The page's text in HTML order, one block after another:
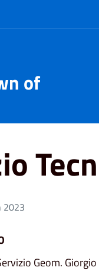
of
2023
Geom.